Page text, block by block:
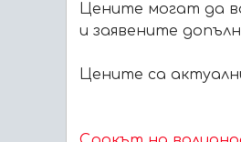
Цените могат да
и заявените
Цените са